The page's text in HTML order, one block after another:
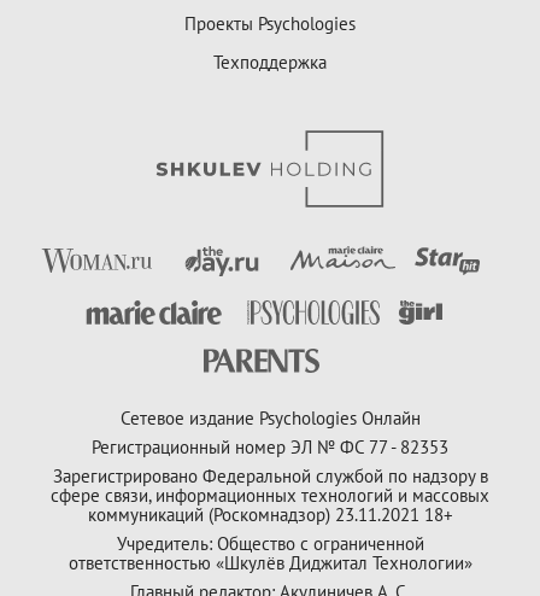
Проекты Psychologies
Техподдержка
Сетевое издание Psychologies Онлайн
Регистрационный номер ЭЛ № ФС 77 - 82353
Зарегистрировано Федеральной службой по надзору в
сфере связи, информационных технологий и массовых
коммуникаций (Роскомнадзор) 23.11.2021 18+
Учредитель: Общество с ограниченной
ответственностью «Шкулёв Диджитал Технологии»